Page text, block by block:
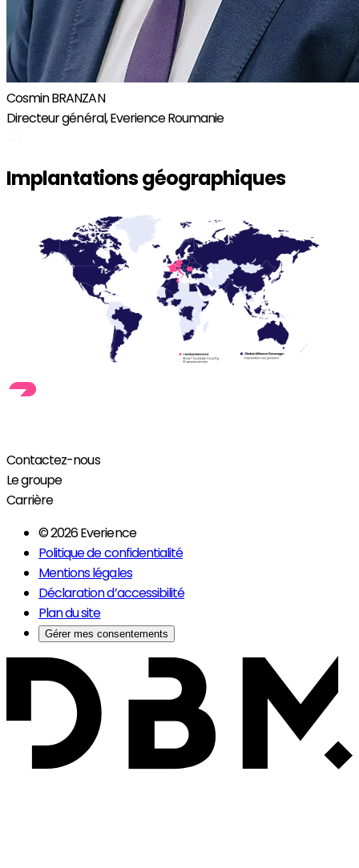
Cosmin BRANZAN
Directeur général, Everience Roumanie
Implantations géographiques
Contactez-nous
Le groupe
Carrière
© 2026 Everience
Politique de confidentialité
Mentions légales
Déclaration d’accessibilité
Plan du site
Gérer mes consentements